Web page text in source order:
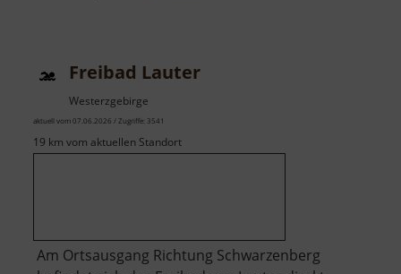
Freibad Lauter
Westerzgebirge
aktuell vom 07.06.2026 / Zugriffe: 3541
19 km vom aktuellen Standort
Am Ortsausgang Richtung Schwarzenberg